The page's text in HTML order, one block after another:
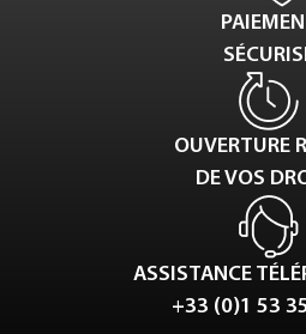
OUVERTURE
DE VOS
ASSISTANCE
+33 (0)1 53